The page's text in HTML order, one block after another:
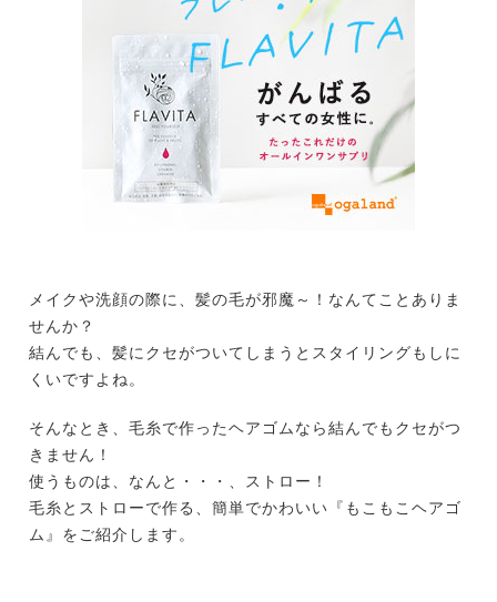
メイクや洗顔の際に、髪の毛が邪魔～！なんてことありま
せんか？
結んでも、髪にクセがついてしまうとスタイリングもしに
くいですよね。
そんなとき、毛糸で作ったヘアゴムなら結んでもクセがつ
きません！
使うものは、なんと・・・、ストロー！
毛糸とストローで作る、簡単でかわいい『もこもこヘアゴ
ム』をご紹介します。